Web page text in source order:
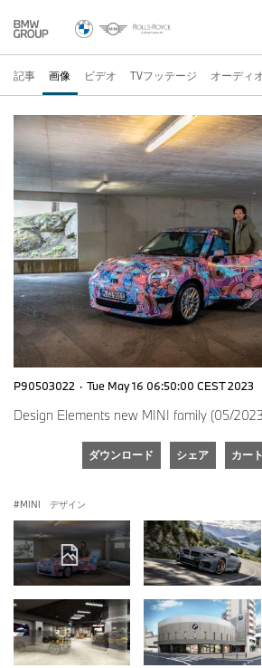
記事 画像 ビデオ TVフッテージ オーディ
P90503022 · Tue May 16 06:50:00 CEST 2023
Design Elements new MINI family (05/
ダウンロード シェア カー
MINI デザイン